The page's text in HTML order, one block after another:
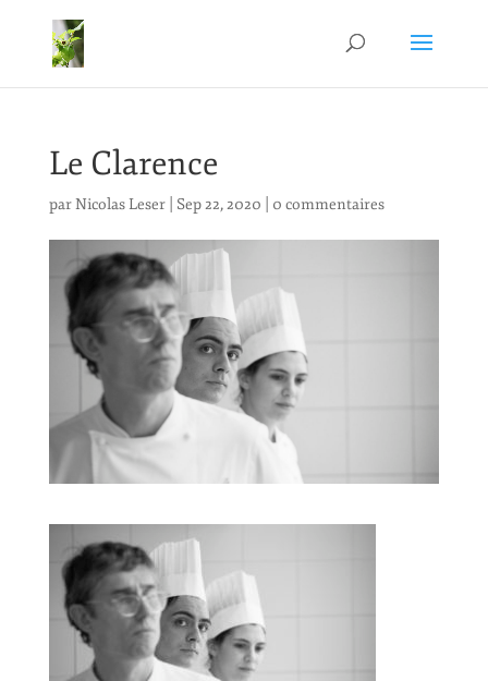
Le Clarence
parNicolas Leser| Sep 22, 2020 0 commentaires